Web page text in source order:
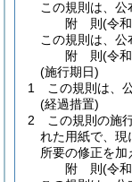
この規則は、公
附 則(令
この規則は、公
附 則(令
(施行期日)
1
この規則は、
(経過措置)
2
この規則の施
れた用紙で、現
所要の修正を加
附 則(令